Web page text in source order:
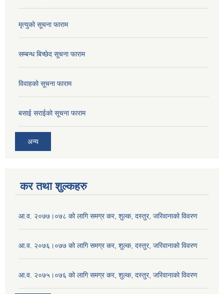
मृत्युको सूचना फाराम
सम्बन्ध बिच्छेद सूचना फाराम
विवाहको सूचना फाराम
बसाई सराईको सूचना फाराम
अन्य
कर तथा शुल्कहरु
आ.व. २०७७।०७८ को लागि समग्र कर, शुल्क, दस्तुर, जरिवानाको विवरण
आ.व. २०७६।०७७ को लागि समग्र कर, शुल्क, दस्तुर, जरिवानाको विवरण
आ.व. २०७५।०७६ को लागि समग्र कर, शुल्क, दस्तुर, जरिवानाको विवरण